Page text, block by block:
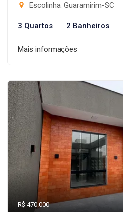
Escolinha, Guaramirim-SC
3 Quartos 2 Banheiros
Mais informações
R$ 470.000